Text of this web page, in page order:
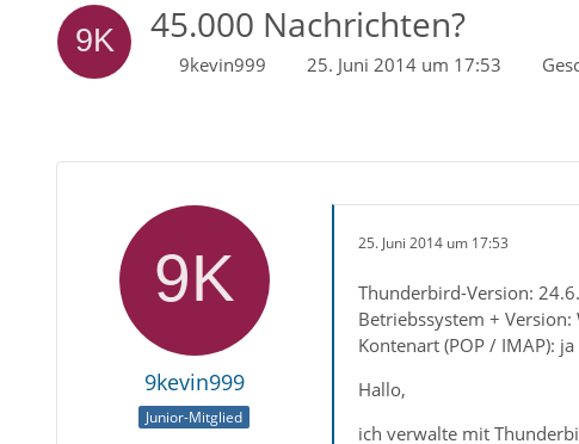
45.000 Nachrichten?
9kevin999 25. Juni 2014 um 17:53
9kevin999
Junior-Mitglied
25. Juni 2014 um 17:53
Thunderbird-Version:
Betriebssystem + Version:
Kontenart (POP / IMAP): ja
Hallo,
ich verwalte mit